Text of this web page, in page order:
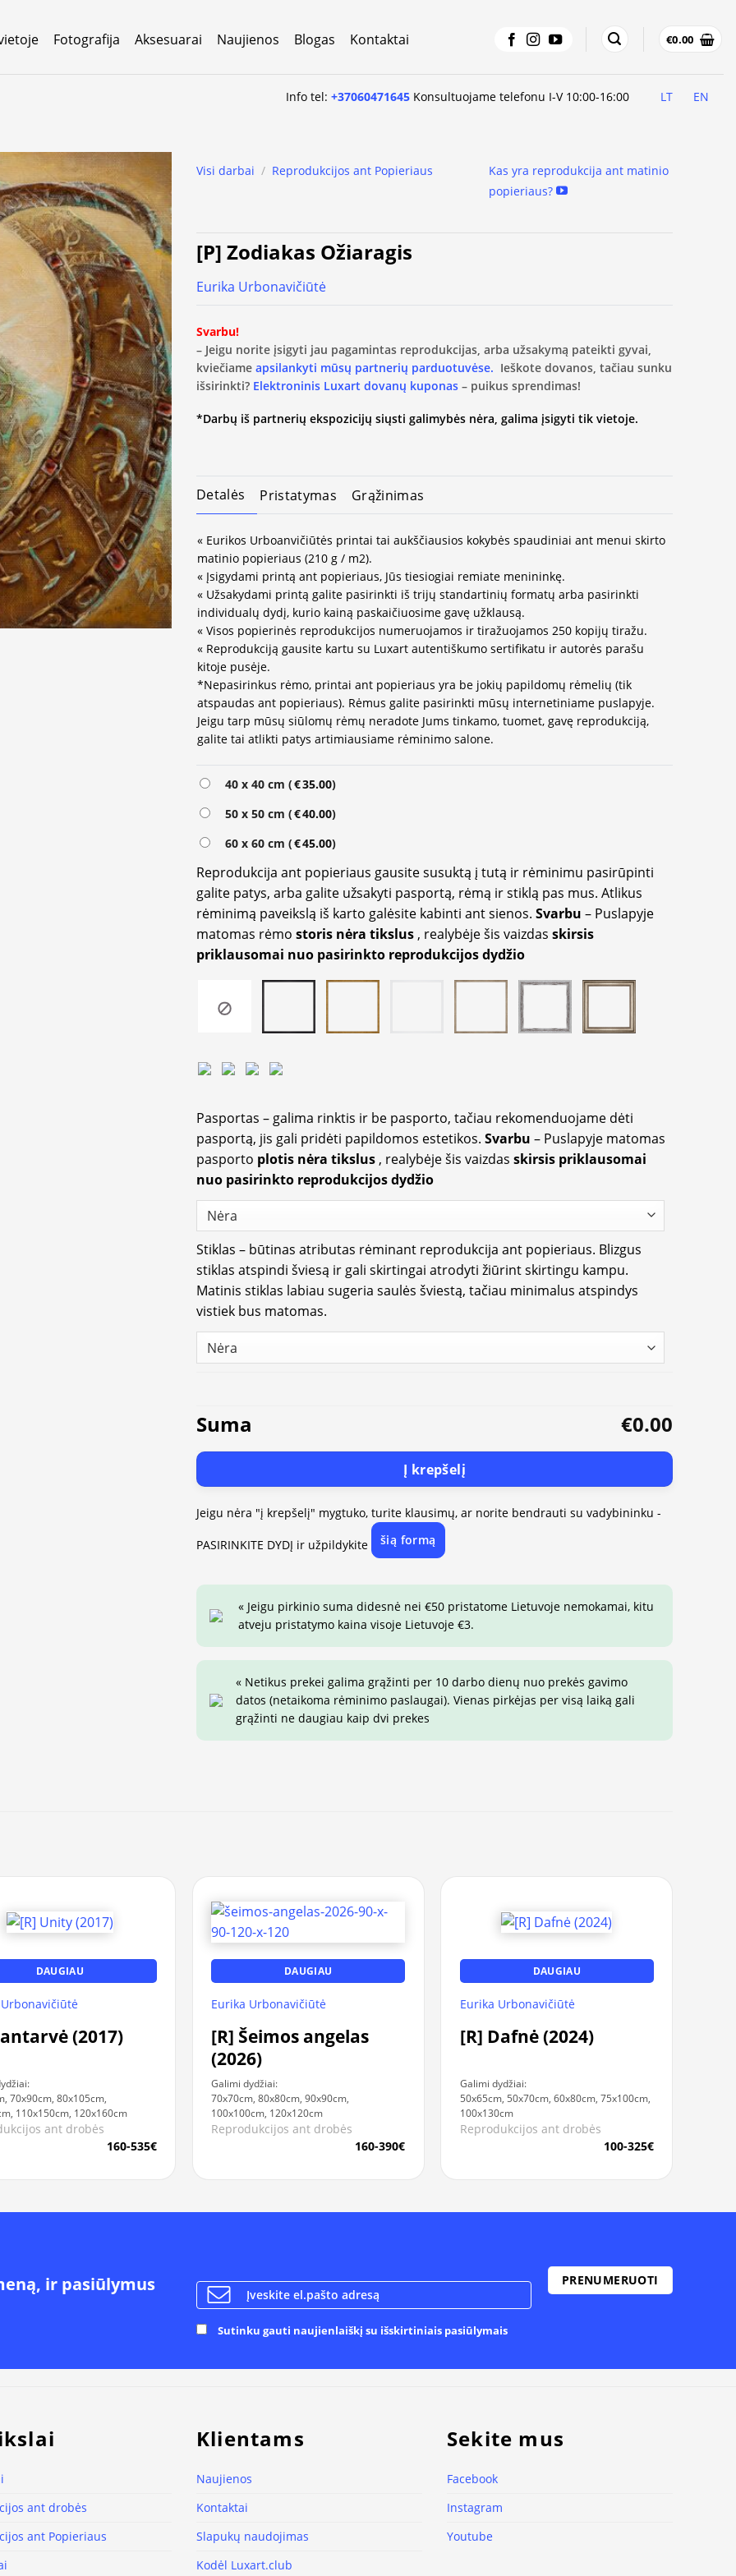
Fotografija Aksesuarai Naujienos Blogas Kontaktai €0.00
Info tel:+37060471645 Konsultuojame telefonu I-V 10:00-16:00 LT EN
Visi darbai / Reprodukcijos ant Popieriaus
Kas yra reprodukcija ant matinio
popieriaus?
[P] Zodiakas Ožiaragis
Eurika Urbonavičiūtė
Svarbu!
– Jeigu norite įsigyti jau pagamintas reprodukcijas, arba užsakymą pateikti gyvai,
kviečiame apsilankyti mūsų partnerių parduotuvėse. Ieškote dovanos, tačiau sunku
išsirinkti? Elektroninis Luxart dovanų kuponas – puikus sprendimas!
*Darbų iš partnerių ekspozicijų siųsti galimybės nėra, galima įsigyti tik vietoje.
Detalės Pristatymas Grąžinimas
« Eurikos Urboanvičiūtės printai tai aukščiausios kokybės spaudiniai ant menui skirto
matinio popieriaus (210 g / m2).
« Įsigydami printą ant popieriaus, Jūs tiesiogiai remiate menininkę.
« Užsakydami printą galite pasirinkti iš trijų standartinių formatų arba pasirinkti
individualų dydį, kurio kainą paskaičiuosime gavę užklausą.
« Visos popierinės reprodukcijos numeruojamos ir tiražuojamos 250 kopijų tiražu.
« Reprodukciją gausite kartu su Luxart autentiškumo sertifikatu ir autorės parašu
kitoje pusėje.
*Nepasirinkus rėmo, printai ant popieriaus yra be jokių papildomų rėmelių (tik
atspaudas ant popieriaus). Rėmus galite pasirinkti mūsų internetiniame puslapyje.
Jeigu tarp mūsų siūlomų rėmų neradote Jums tinkamo, tuomet, gavę reprodukciją,
galite tai atlikti patys artimiausiame rėminimo salone.
40 x 40 cm (€35.00)
50 x 50 cm (€40.00)
60 x 60 cm (€45.00)
Reprodukcija ant popieriaus gausite susuktą į tutą ir rėminimu pasirūpinti
galite patys, arba galite užsakyti pasportą, rėmą ir stiklą pas mus. Atlikus
rėminimą paveikslą iš karto galėsite kabinti ant sienos. Svarbu – Puslapyje
matomas rėmo storis nėra tikslus , realybėje šis vaizdas skirsis
priklausomai nuo pasirinkto reprodukcijos dydžio
Pasportas – galima rinktis ir be pasporto, tačiau rekomenduojame dėti
pasportą, jis gali pridėti papildomos estetikos. Svarbu – Puslapyje matomas
pasporto plotis nėra tikslus , realybėje šis vaizdas skirsis priklausomai
nuo pasirinkto reprodukcijos dydžio
Stiklas – būtinas atributas rėminant reprodukcija ant popieriaus. Blizgus
stiklas atspindi šviesą ir gali skirtingai atrodyti žiūrint skirtingu kampu.
Matinis stiklas labiau sugeria saulės šviestą, tačiau minimalus atspindys
vistiek bus matomas.
Suma €0.00
Į krepšelį
Alternative:
Jeigu nėra "į krepšelį" mygtuko, turite klausimų, ar norite bendrauti su vadybininku -
PASIRINKITE DYDĮ ir užpildykite šią formą
« Jeigu pirkinio suma didesnė nei €50 pristatome Lietuvoje nemokamai, kitu
atveju pristatymo kaina visoje Lietuvoje €3.
« Netikus prekei galima grąžinti per 10 darbo dienų nuo prekės gavimo
datos (netaikoma rėminimo paslaugai). Vienas pirkėjas per visą laiką gali
grąžinti ne daugiau kaip dvi prekes
DAUGIAU
(2017)
70x90cm, 80x105cm,
110x150cm, 120x160cm
ant drobės
160-535€
DAUGIAU
Eurika Urbonavičiūtė
[R] Šeimos angelas
(2026)
Galimi dydžiai:
70x70cm, 80x80cm, 90x90cm,
100x100cm, 120x120cm
Reprodukcijos ant drobės
160-390€
DAUGIAU
Eurika Urbonavičiūtė
[R] Dafnė (2024)
Galimi dydžiai:
50x65cm, 50x70cm, 60x80cm, 75x100cm,
100x130cm
Reprodukcijos ant drobės
100-325€
ir pasiūlymus
Sutinku gauti naujienlaiškį su išskirtiniais pasiūlymais
ant drobės
ant Popieriaus
Klientams
Naujienos
Kontaktai
Slapukų naudojimas
Kodėl Luxart.club
Sekite mus
Facebook
Instagram
Youtube